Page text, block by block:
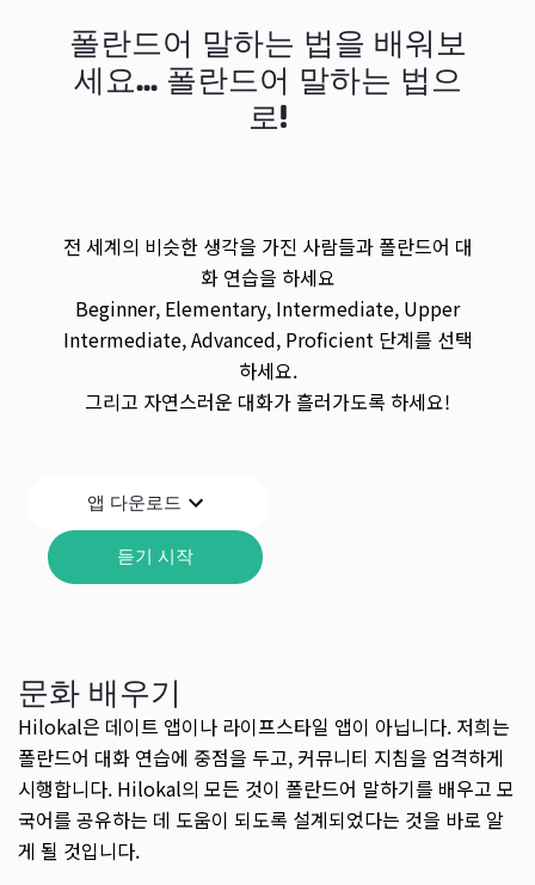
폴란드어 말하는 법을 배워보
세요... 폴란드어 말하는 법으
로!
전 세계의 비슷한 생각을 가진 사람들과 폴란드어 대
화 연습을 하세요
Beginner, Elementary, Intermediate, Upper
Intermediate, Advanced, Proficient 단계를 선택
하세요.
그리고 자연스러운 대화가 흘러가도록 하세요!
앱 다운로드
듣기 시작
문화 배우기
Hilokal은 데이트 앱이나 라이프스타일 앱이 아닙니다. 저희는
폴란드어 대화 연습에 중점을 두고, 커뮤니티 지침을 엄격하게
시행합니다. Hilokal의 모든 것이 폴란드어 말하기를 배우고 모
국어를 공유하는 데 도움이 되도록 설계되었다는 것을 바로 알
게 될 것입니다.